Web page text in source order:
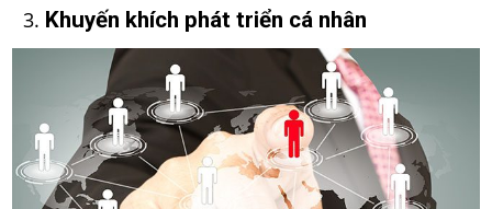
Khuyến khích phát triển cá nhân